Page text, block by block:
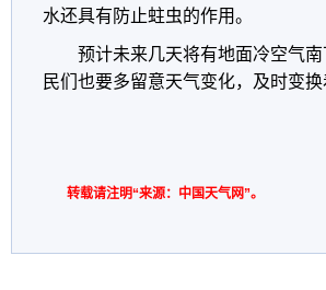
水还具有防止蛀虫的作用。
预计未来几天将有地面冷空气
民们也要多留意天气变化，及时变
转载请注明“来源：中国天气网”。